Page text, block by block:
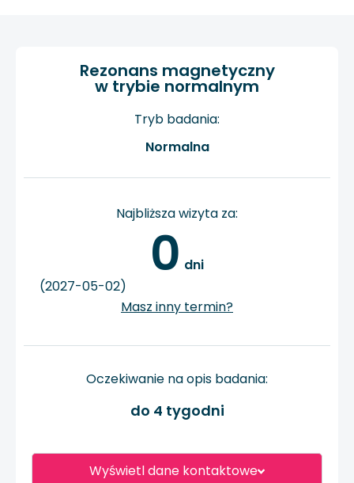
Wyświetl dane kontaktowe
Rezonans magnetyczny
w trybie normalnym
Tryb badania:
Normalna
Najbliższa wizyta za:
0 dni
(2027-05-02)
Masz inny termin?
Oczekiwanie na opis badania:
do 4 tygodni